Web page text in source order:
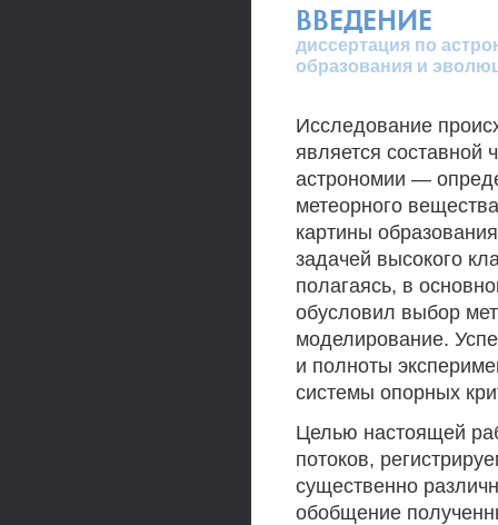
ВВЕДЕНИЕ
диссертация по
образования и
Исследование
является составной
астрономии —
метеорного
картины
задачей высокого
полагаясь, в
обусловил выбор
моделирование.
и полноты
системы опорных
Целью настоящей
потоков,
существенно
обобщение